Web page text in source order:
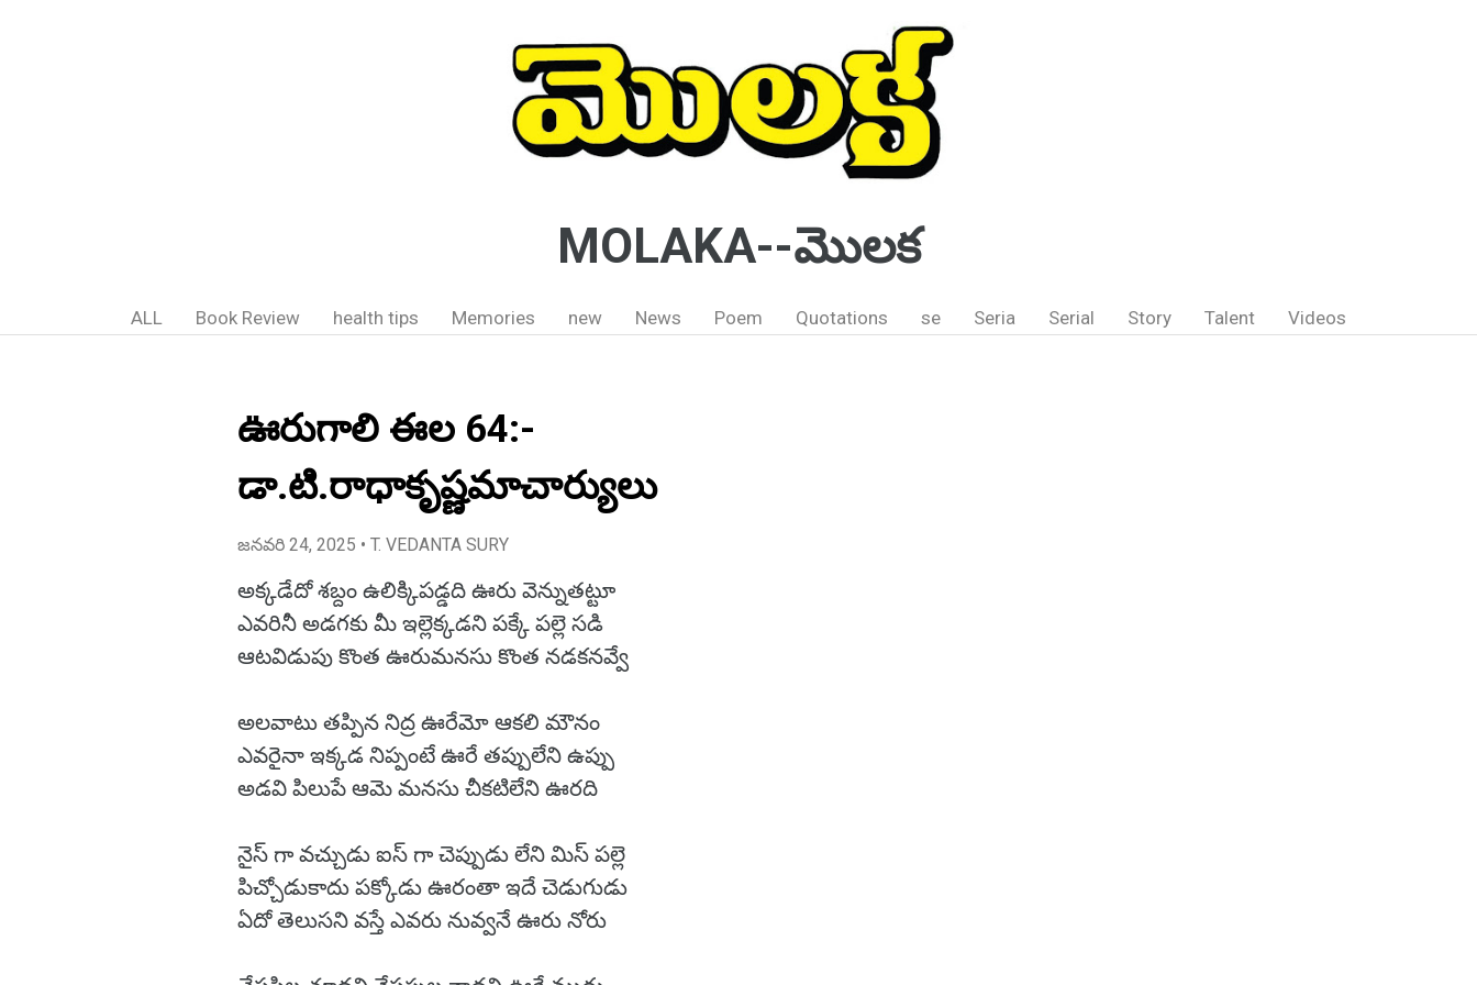
MOLAKA--మొలక
ALL Book Review health tips Memories new News Poem Quotations se Seria Serial Story Talent Videos
ఊరుగాలి ఈల 64:-
డా.టి.రాధాకృష్ణమాచార్యులు
జనవరి 24, 2025 • T. VEDANTA SURY
అక్కడేదో శబ్దం ఉలిక్కిపడ్డది ఊరు వెన్నుతట్టూ
ఎవరినీ అడగకు మీ ఇల్లెక్కడని పక్కే పల్లె సడి
ఆటవిడుపు కొంత ఊరుమనసు కొంత నడకనవ్వే
అలవాటు తప్పిన నిద్ర ఊరేమో ఆకలి మౌనం
ఎవరైనా ఇక్కడ నిప్పంటే ఊరే తప్పులేని ఉప్పు
అడవి పిలుపే ఆమె మనసు చీకటిలేని ఊరది
నైస్ గా వచ్చుడు ఐస్ గా చెప్పుడు లేని మిస్ పల్లె
పిచ్చోడుకాదు పక్కోడు ఊరంతా ఇదే చెడుగుడు
ఏదో తెలుసని వస్తే ఎవరు నువ్వనే ఊరు నోరు